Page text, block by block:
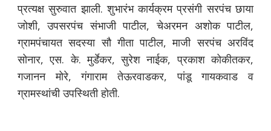
प्रत्यक्ष सुरुवात झाली. शुभारंभ कार्यक्रम प्रसंगी सरपंच छाया
जोशी, उपसरपंच संभाजी पाटील, चेअरमन अशोक पाटील,
ग्रामपंचायत सदस्या सौ गीता पाटील, माजी सरपंच अरविंद
सोनार, एस. के. मुर्डेकर, सुरेश नाईक, प्रकाश कोकीतकर,
गजानन मोरे, गंगाराम तेऊरवाडकर, पांडू गायकवाड व
ग्रामस्थांची उपस्थिती होती.